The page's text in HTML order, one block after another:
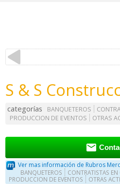
S & S
categorías BANQUETEROS
PRODUCCION DE EVENTOS
OTRAS

Ver mas información de Rubros
BANQUETEROS
CONTRATISTAS
PRODUCCION DE EVENTOS
OTRAS